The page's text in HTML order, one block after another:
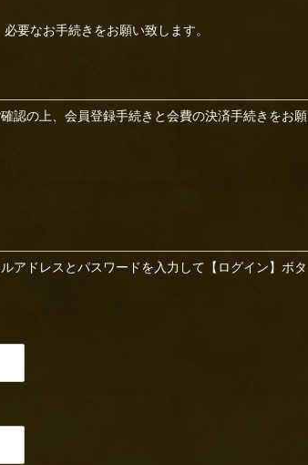
要なお手続きをお願い致します。
認の上、会員登録手続きと会費の決済手続きをお願
アドレスとパスワードを入力して【ログイン】ボタ